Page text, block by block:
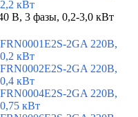
2,2 кВт
В, 3 фазы, 0,2-3,0 кВт
FRN0001E2S-2GA 220В,
0,2 кВт
FRN0002E2S-2GA 220В,
0,4 кВт
FRN0004E2S-2GA 220В,
0,75 кВт